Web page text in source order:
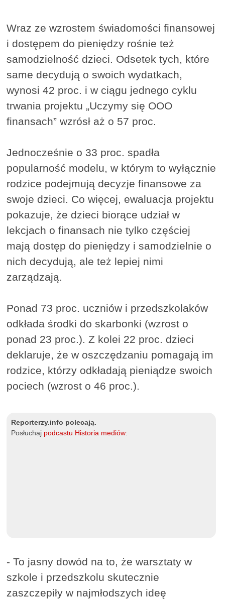
Wraz ze wzrostem świadomości finansowej
i dostępem do pieniędzy rośnie też
samodzielność dzieci. Odsetek tych, które
same decydują o swoich wydatkach,
wynosi 42 proc. i w ciągu jednego cyklu
trwania projektu „Uczymy się OOO
finansach” wzrósł aż o 57 proc.
Jednocześnie o 33 proc. spadła
popularność modelu, w którym to wyłącznie
rodzice podejmują decyzje finansowe za
swoje dzieci. Co więcej, ewaluacja projektu
pokazuje, że dzieci biorące udział w
lekcjach o finansach nie tylko częściej
mają dostęp do pieniędzy i samodzielnie o
nich decydują, ale też lepiej nimi
zarządzają.
Ponad 73 proc. uczniów i przedszkolaków
odkłada środki do skarbonki (wzrost o
ponad 23 proc.). Z kolei 22 proc. dzieci
deklaruje, że w oszczędzaniu pomagają im
rodzice, którzy odkładają pieniądze swoich
pociech (wzrost o 46 proc.).
Reporterzy.info polecają.
Posłuchaj podcastu Historia mediów:
- To jasny dowód na to, że warsztaty w
szkole i przedszkolu skutecznie
zaszczepiły w najmłodszych ideę